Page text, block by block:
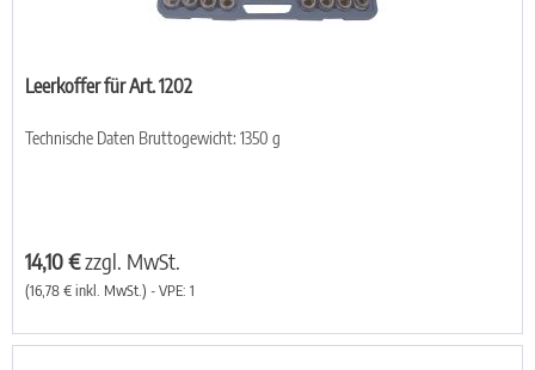
Leerkoffer für Art. 1202
Technische Daten Bruttogewicht: 1350 g
14,10 €zzgl. MwSt.
(16,78 € inkl. MwSt.) - VPE: 1